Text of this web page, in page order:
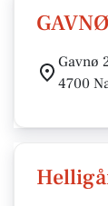
Gavnø
4700